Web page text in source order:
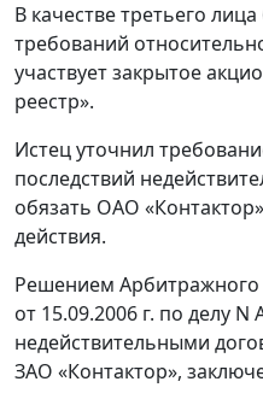
В качестве третьего
требований
участвует закрытое
реестр».
Истец уточнил
последствий
обязать ОАО
действия.
Решением Арбитражного
от 15.09.2006 г. по делу
недействительными
ЗАО «Контактор»,